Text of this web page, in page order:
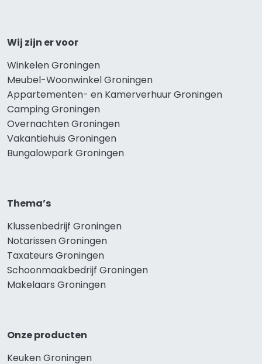
Wij zijn er voor
Winkelen Groningen
Meubel-Woonwinkel Groningen
Appartementen- en Kamerverhuur Groningen
Camping Groningen
Overnachten Groningen
Vakantiehuis Groningen
Bungalowpark Groningen
Thema’s
Klussenbedrijf Groningen
Notarissen Groningen
Taxateurs Groningen
Schoonmaakbedrijf Groningen
Makelaars Groningen
Onze producten
Keuken Groningen